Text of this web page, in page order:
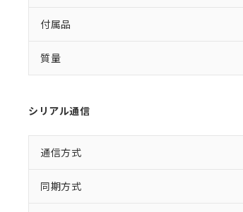
付属品
質量
シリアル通信
通信方式
同期方式